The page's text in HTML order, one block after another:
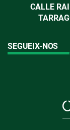
CALLE
SEGUEIX-NOS